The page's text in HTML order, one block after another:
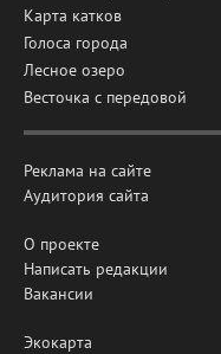
Карта катков
Голоса города
Лесное озеро
Весточка с передовой
Реклама на сайте
Аудитория сайта
О проекте
Написать редакции
Вакансии
Экокарта